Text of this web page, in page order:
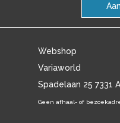
Webshop
Variaworld
Spadelaan 25 7331
Geen afhaal- of